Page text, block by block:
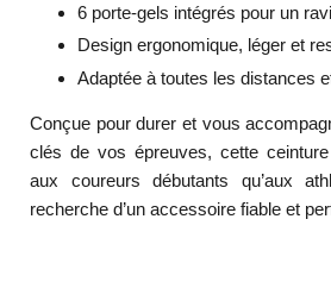
6 porte-gels intégrés pour un
Design ergonomique, léger et
Adaptée à toutes les distances
Conçue pour durer et vous
clés de vos épreuves, cette
aux coureurs débutants qu’aux
recherche d’un accessoire fiable et